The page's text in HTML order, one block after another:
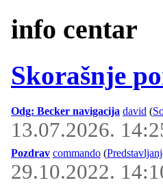
info centar
Skorašnje
Odg: Becker navigacija david (
13.07.2026.
Pozdrav commando (
29.10.2022.